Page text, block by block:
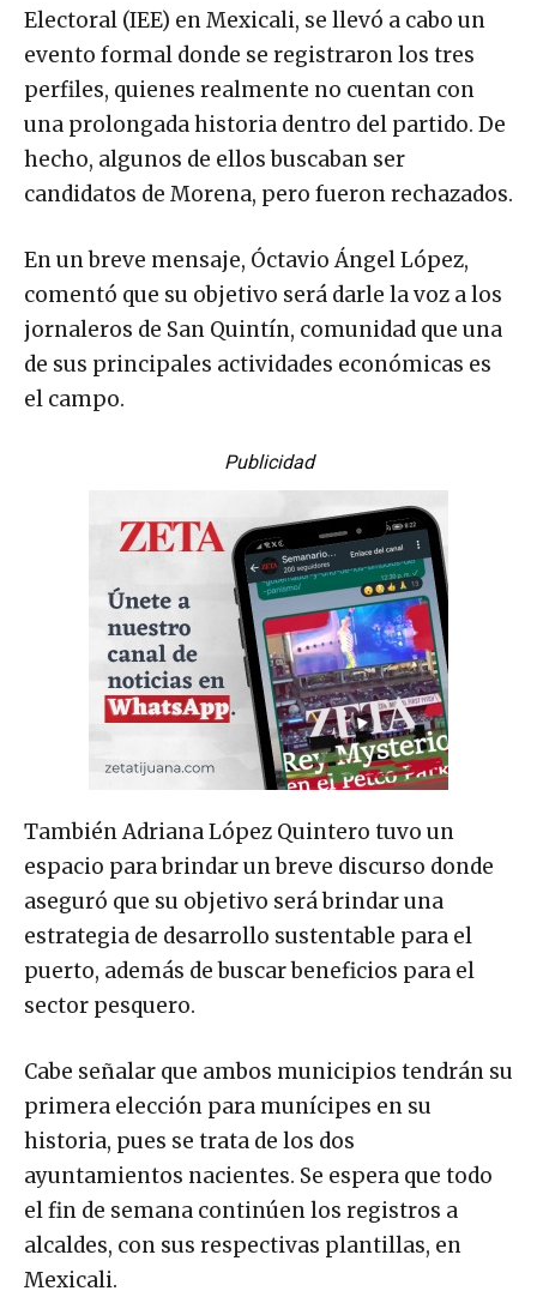
Electoral (IEE) en Mexicali, se llevó a cabo un
evento formal donde se registraron los tres
perfiles, quienes realmente no cuentan con
una prolongada historia dentro del partido. De
hecho, algunos de ellos buscaban ser
candidatos de Morena, pero fueron rechazados.
En un breve mensaje, Óctavio Ángel López,
comentó que su objetivo será darle la voz a los
jornaleros de San Quintín, comunidad que una
de sus principales actividades económicas es
el campo.
Publicidad
También Adriana López Quintero tuvo un
espacio para brindar un breve discurso donde
aseguró que su objetivo será brindar una
estrategia de desarrollo sustentable para el
puerto, además de buscar beneficios para el
sector pesquero.
Cabe señalar que ambos municipios tendrán su
primera elección para munícipes en su
historia, pues se trata de los dos
ayuntamientos nacientes. Se espera que todo
el fin de semana continúen los registros a
alcaldes, con sus respectivas plantillas, en
Mexicali.